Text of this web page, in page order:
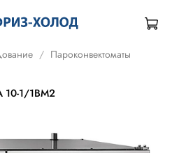
Пароконвектоматы
10-1/1ВМ2